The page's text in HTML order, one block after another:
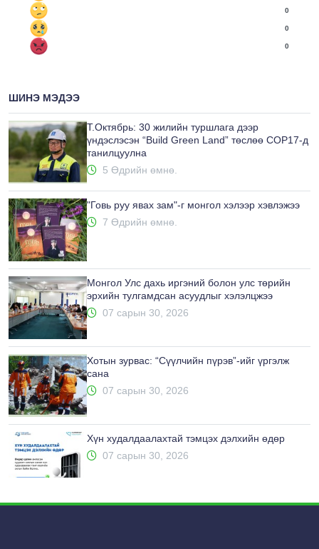
0
0
0
ШИНЭ МЭДЭЭ
Т.Октябрь: 30 жилийн туршлага дээр
үндэслэсэн “Build Green Land” төслөө COP17-д
танилцуулна
5 Өдрийн өмнө.
"Говь руу явах зам"-г монгол хэлээр хэвлэжээ
7 Өдрийн өмнө.
Монгол Улс дахь иргэний болон улс төрийн
эрхийн тулгамдсан асуудлыг хэлэлцжээ
07 сарын 30, 2026
Хотын зурвас: “Сүүлчийн пүрэв”-ийг үргэлж
сана
07 сарын 30, 2026
Хүн худалдаалахтай тэмцэх дэлхийн өдөр
07 сарын 30, 2026